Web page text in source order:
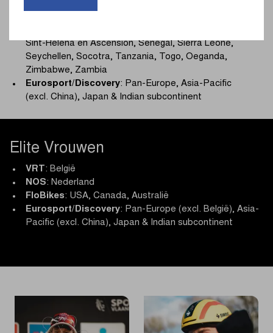
Sint-Helena en Ascension, Senegal, Sierra Leone,
Seychellen, Socotra, Tanzania, Togo, Oeganda,
Zimbabwe, Zambia
Eurosport/Discovery: Pan-Europe, Asia-Pacific
(excl. China), Japan & Indian subcontinent
Elite Vrouwen
VRT: België
NOS: Nederland
FloBikes: USA, Canada, Australië
Eurosport/Discovery: Pan-Europe (excl. België), Asia-
Pacific (excl. China), Japan & Indian subcontinent